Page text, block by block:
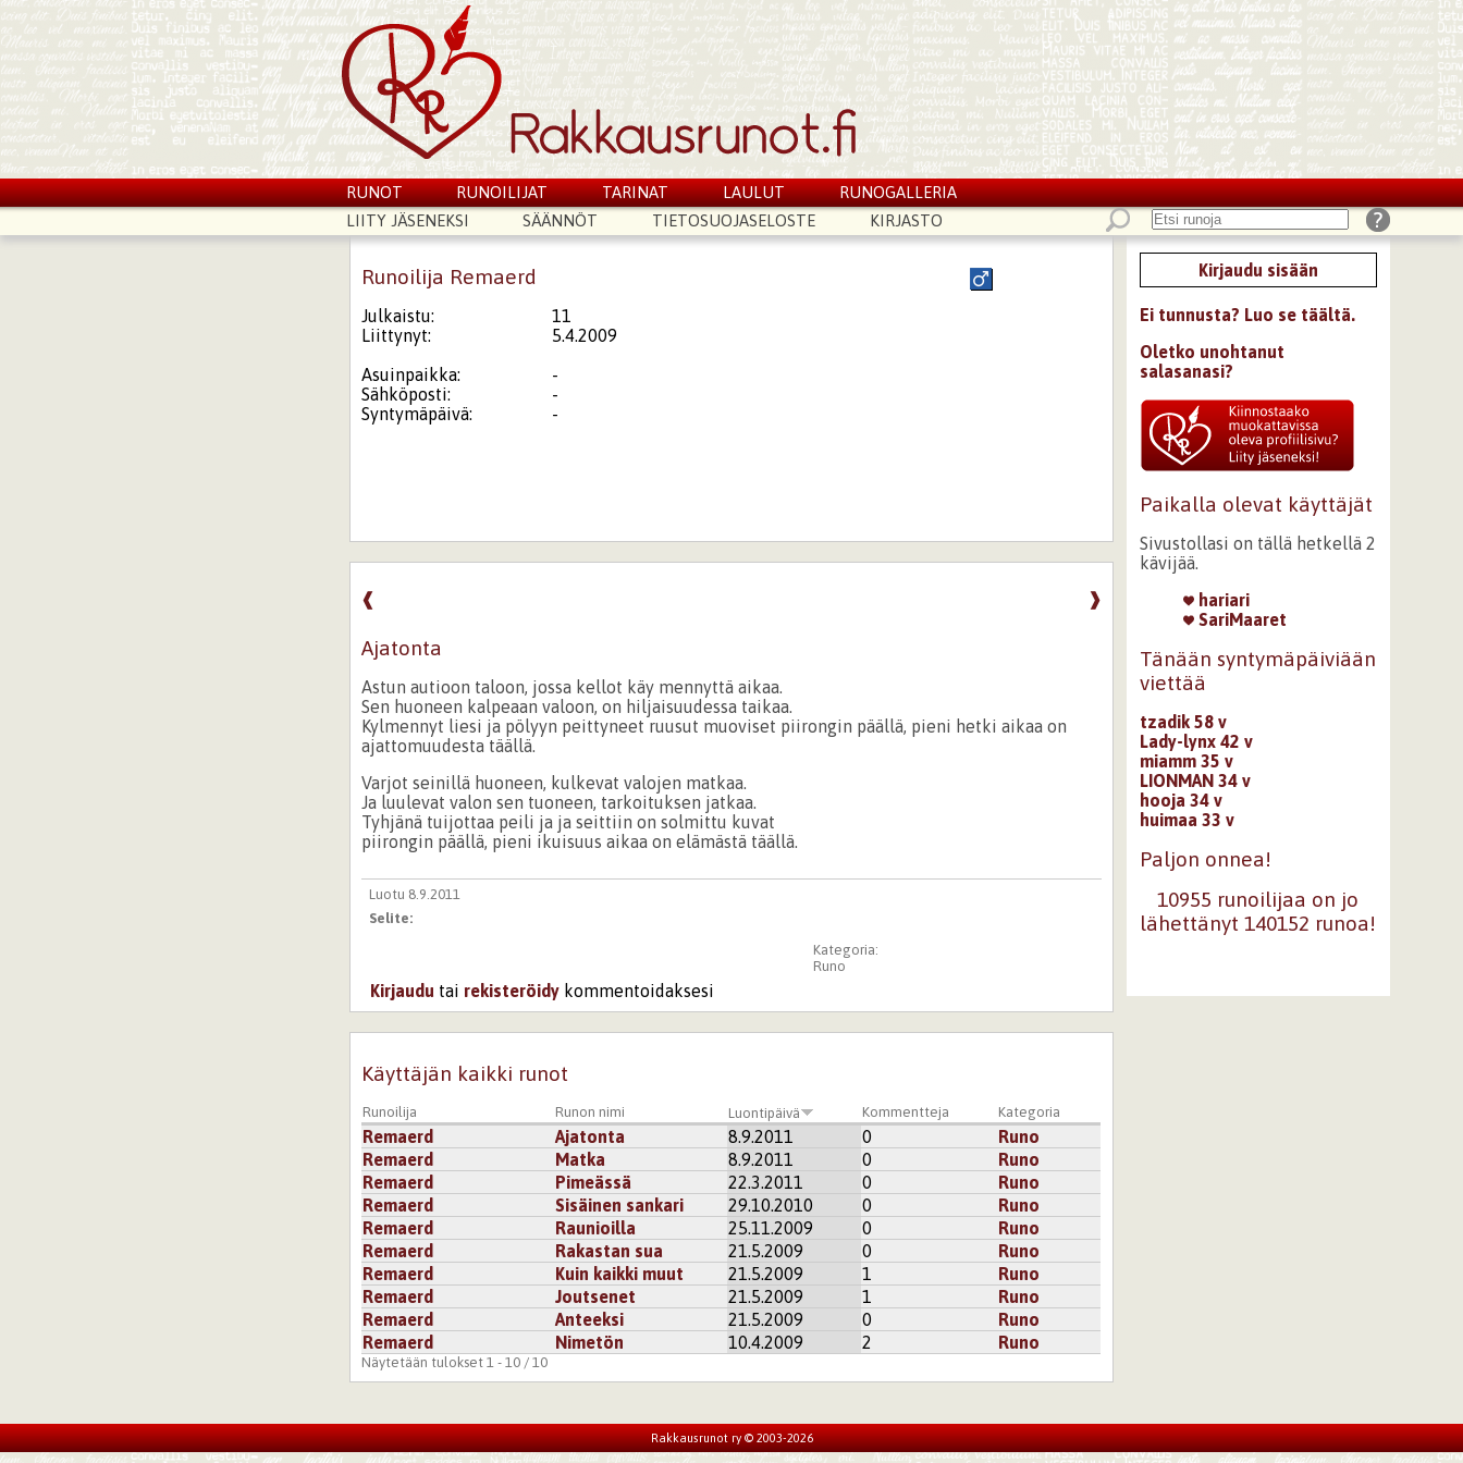
RUNOT RUNOILIJAT TARINAT LAULUT
RUNOGALLERIA
LIITY JÄSENEKSI
SÄÄNNÖT TIETOSUOJASELOSTE KIRJASTO
Runoilija Remaerd
Julkaistu:
11
Liittynyt:
5.4.2009
Asuinpaikka:
-
Sähköposti:
-
Syntymäpäivä:
-
❱
❰
Ajatonta
Astun autioon taloon, jossa kellot käy mennyttä aikaa.
Sen huoneen kalpeaan valoon, on hiljaisuudessa taikaa.
Kylmennyt liesi ja pölyyn peittyneet ruusut muoviset piirongin päällä, pieni hetki aikaa on
ajattomuudesta täällä.
Varjot seinillä huoneen, kulkevat valojen matkaa.
Ja luulevat valon sen tuoneen, tarkoituksen jatkaa.
Tyhjänä tuijottaa peili ja ja seittiin on solmittu kuvat
piirongin päällä, pieni ikuisuus aikaa on elämästä täällä.
Luotu 8.9.2011
Selite:
Kategoria:
Runo
Kirjaudu tai rekisteröidy kommentoidaksesi
Käyttäjän kaikki runot
Runoilija Runon nimi Luontipäivä Kommentteja Kategoria
Remaerd Ajatonta 8.9.2011 0
Runo
Remaerd
Matka 8.9.2011 0
Runo
Remaerd
Pimeässä 22.3.2011 0
Runo
Remaerd
Sisäinen sankari 29.10.2010 0
Runo
Remaerd
Raunioilla 25.11.2009 0
Runo
Remaerd
Rakastan sua 21.5.2009 0
Runo
Remaerd
Kuin kaikki muut 21.5.2009 1
Runo
Remaerd
Joutsenet 21.5.2009 1
Runo
Remaerd
Anteeksi 21.5.2009 0
Runo
Remaerd
Nimetön 10.4.2009 2 Runo
Näytetään tulokset 1 - 10 / 10
Kirjaudu sisään
Ei tunnusta? Luo se täältä.
Oletko unohtanut
salasanasi?
Paikalla olevat käyttäjät
Sivustollasi on tällä hetkellä 2
kävijää.
hariari
SariMaaret
Tänään syntymäpäiviään
viettää
tzadik 58 v
Lady-lynx 42 v
miamm 35 v
LIONMAN 34 v
hooja 34 v
huimaa 33 v
Paljon onnea!
10955 runoilijaa on jo
lähettänyt 140152 runoa!
Rakkausrunot ry © 2003-2026